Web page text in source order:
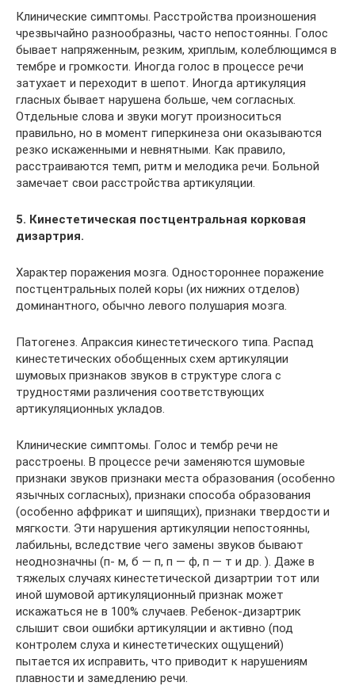
Клинические симптомы. Расстройства произношения
чрезвычайно разнообразны, часто непостоянны. Голос
бывает напряженным, резким, хриплым, колеблющимся в
тембре и громкости. Иногда голос в процессе речи
затухает и переходит в шепот. Иногда артикуляция
гласных бывает нарушена больше, чем согласных.
Отдельные слова и звуки могут произноситься
правильно, но в момент гиперкинеза они оказываются
резко искаженными и невнятными. Как правило,
расстраиваются темп, ритм и мелодика речи. Больной
замечает свои расстройства артикуляции.
5. Кинестетическая постцентральная корковая
дизартрия.
Характер поражения мозга. Одностороннее поражение
постцентральных полей коры (их нижних отделов)
доминантного, обычно левого полушария мозга.
Патогенез. Апраксия кинестетического типа. Распад
кинестетических обобщенных схем артикуляции
шумовых признаков звуков в структуре слога с
трудностями различения соответствующих
артикуляционных укладов.
Клинические симптомы. Голос и тембр речи не
расстроены. В процессе речи заменяются шумовые
признаки звуков признаки места образования (особенно
язычных согласных), признаки способа образования
(особенно аффрикат и шипящих), признаки твердости и
мягкости. Эти нарушения артикуляции непостоянны,
лабильны, вследствие чего замены звуков бывают
неоднозначны (п- м, б — п, п — ф, п — т и др. ). Даже в
тяжелых случаях кинестетической дизартрии тот или
иной шумовой артикуляционный признак может
искажаться не в 100% случаев. Ребенок-дизартрик
слышит свои ошибки артикуляции и активно (под
контролем слуха и кинестетических ощущений)
пытается их исправить, что приводит к нарушениям
плавности и замедлению речи.